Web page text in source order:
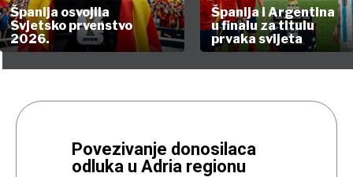
Španija osvojila
Svjetsko prvenstvo
2026.
Španija i Argentina
u finalu za titulu
prvaka svijeta
Povezivanje donosilaca
odluka u Adria regionu